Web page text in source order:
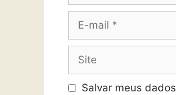
Salvar meus